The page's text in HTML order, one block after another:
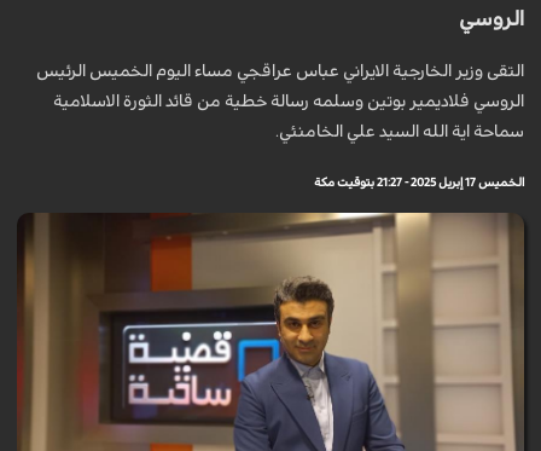
الروسي
التقى وزير الخارجية الايراني عباس عراقجي مساء اليوم الخميس الرئيس
الروسي فلاديمير بوتين وسلمه رسالة خطية من قائد الثورة الاسلامية
سماحة اية الله السيد علي الخامنئي.
الخميس 17 إبريل 2025 - 21:27 بتوقيت مكة